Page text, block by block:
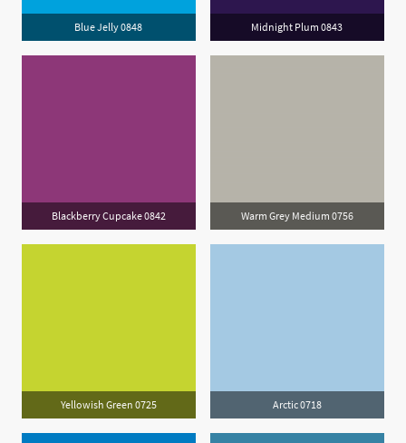
Blue Jelly 0848 Midnight Plum 0843
Blackberry Cupcake 0842 Warm Grey Medium 0756
Yellowish Green 0725 Arctic 0718